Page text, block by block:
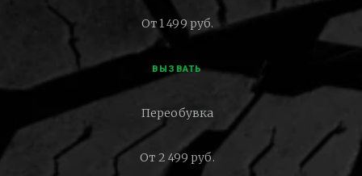
От 1 499 руб.
ВЫЗВАТЬ
Переобувка
От 2 499 руб.